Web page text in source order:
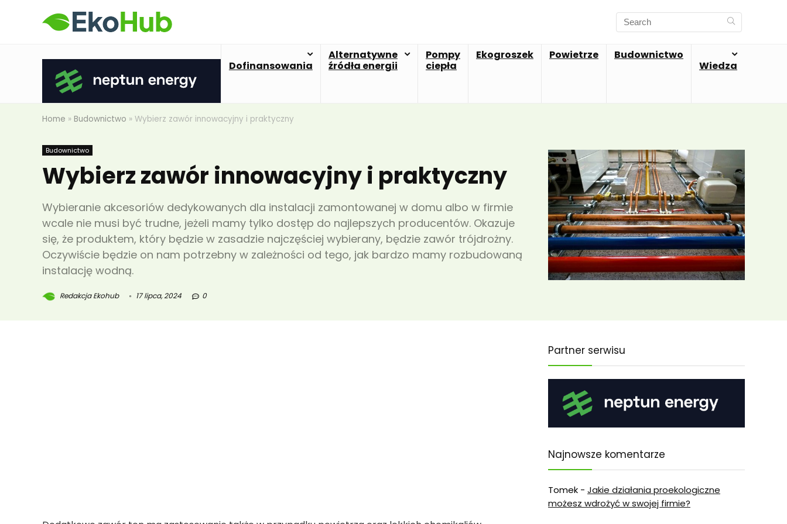
Dofinansowania
Alternatywne
źródła energii
Pompy
ciepła
Ekogroszek Powietrze
Budownictwo
Wiedza
Home » Budownictwo » Wybierz zawór innowacyjny i praktyczny
Budownictwo
Wybierz zawór innowacyjny i praktyczny
Wybieranie akcesoriów dedykowanych dla instalacji zamontowanej w domu albo w firmie
wcale nie musi być trudne, jeżeli mamy tylko dostęp do najlepszych producentów. Okazuje
się, że produktem, który będzie w zasadzie najczęściej wybierany, będzie zawór trójdrożny.
Oczywiście będzie on nam potrzebny w zależności od tego, jak bardzo mamy rozbudowaną
instalację wodną.
Redakcja Ekohub 17 lipca, 2024 0
Partner serwisu
Najnowsze komentarze
Tomek - Jakie działania proekologiczne
możesz wdrożyć w swojej firmie?